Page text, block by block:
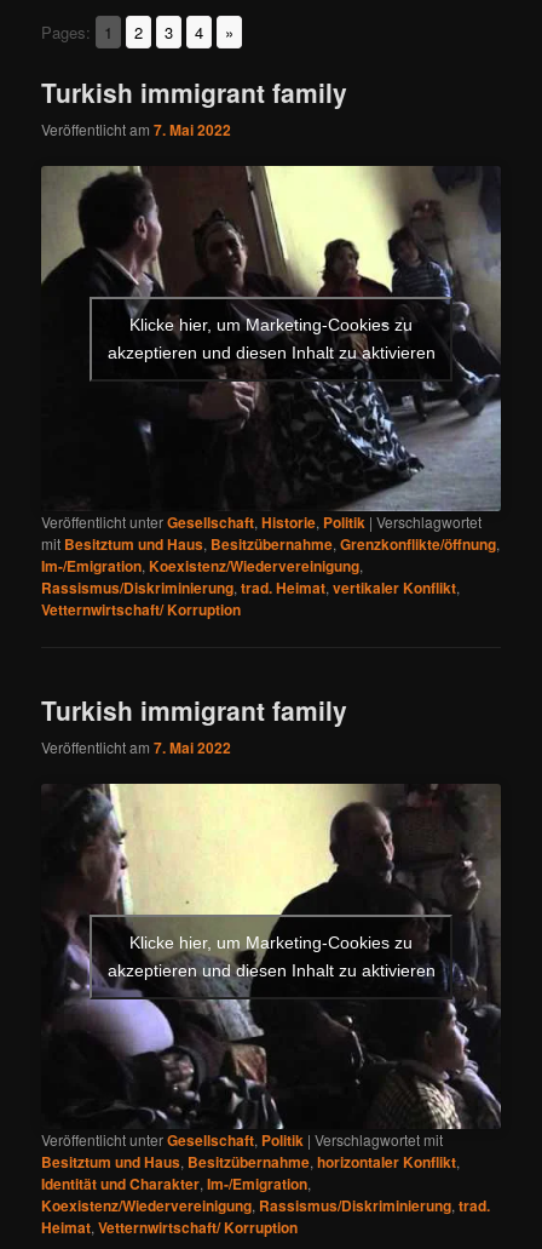
Pages: 1 2 3 4 »
Turkish immigrant family
Veröffentlicht am7. Mai 2022
Klicke hier, um Marketing-Cookies zu
akzeptieren und diesen Inhalt zu aktivieren
Veröffentlicht unterGesellschaft,Historie, Politik |Verschlagwortet
mit Besitztum und Haus, Besitzübernahme,Grenzkonflikte/öffnung,
Im-/Emigration,Koexistenz/Wiedervereinigung,
Rassismus/Diskriminierung,trad. Heimat,vertikaler Konflikt,
Vetternwirtschaft/ Korruption
Turkish immigrant family
Veröffentlicht am7. Mai 2022
Klicke hier, um Marketing-Cookies zu
akzeptieren und diesen Inhalt zu aktivieren
Veröffentlicht unterGesellschaft, Politik |Verschlagwortet mit
Besitztum und Haus, Besitzübernahme,horizontaler Konflikt,
Identität und Charakter,Im-/Emigration,
Koexistenz/Wiedervereinigung, Rassismus/Diskriminierung,trad.
Heimat,Vetternwirtschaft/ Korruption